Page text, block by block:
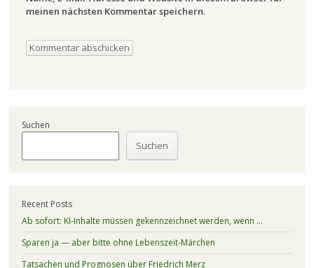
meinen nächsten Kommentar speichern.
Suchen
Suchen
Recent Posts
Ab sofort: KI-Inhalte müssen gekennzeichnet werden, wenn …
Sparen ja — aber bitte ohne Lebenszeit-Märchen
Tatsachen und Prognosen über Friedrich Merz